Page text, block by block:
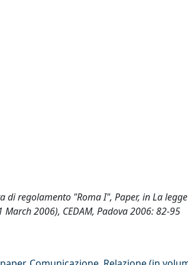
di regolamento "Roma I", Paper, in La legge
2006), CEDAM, Padova 2006: 82-95